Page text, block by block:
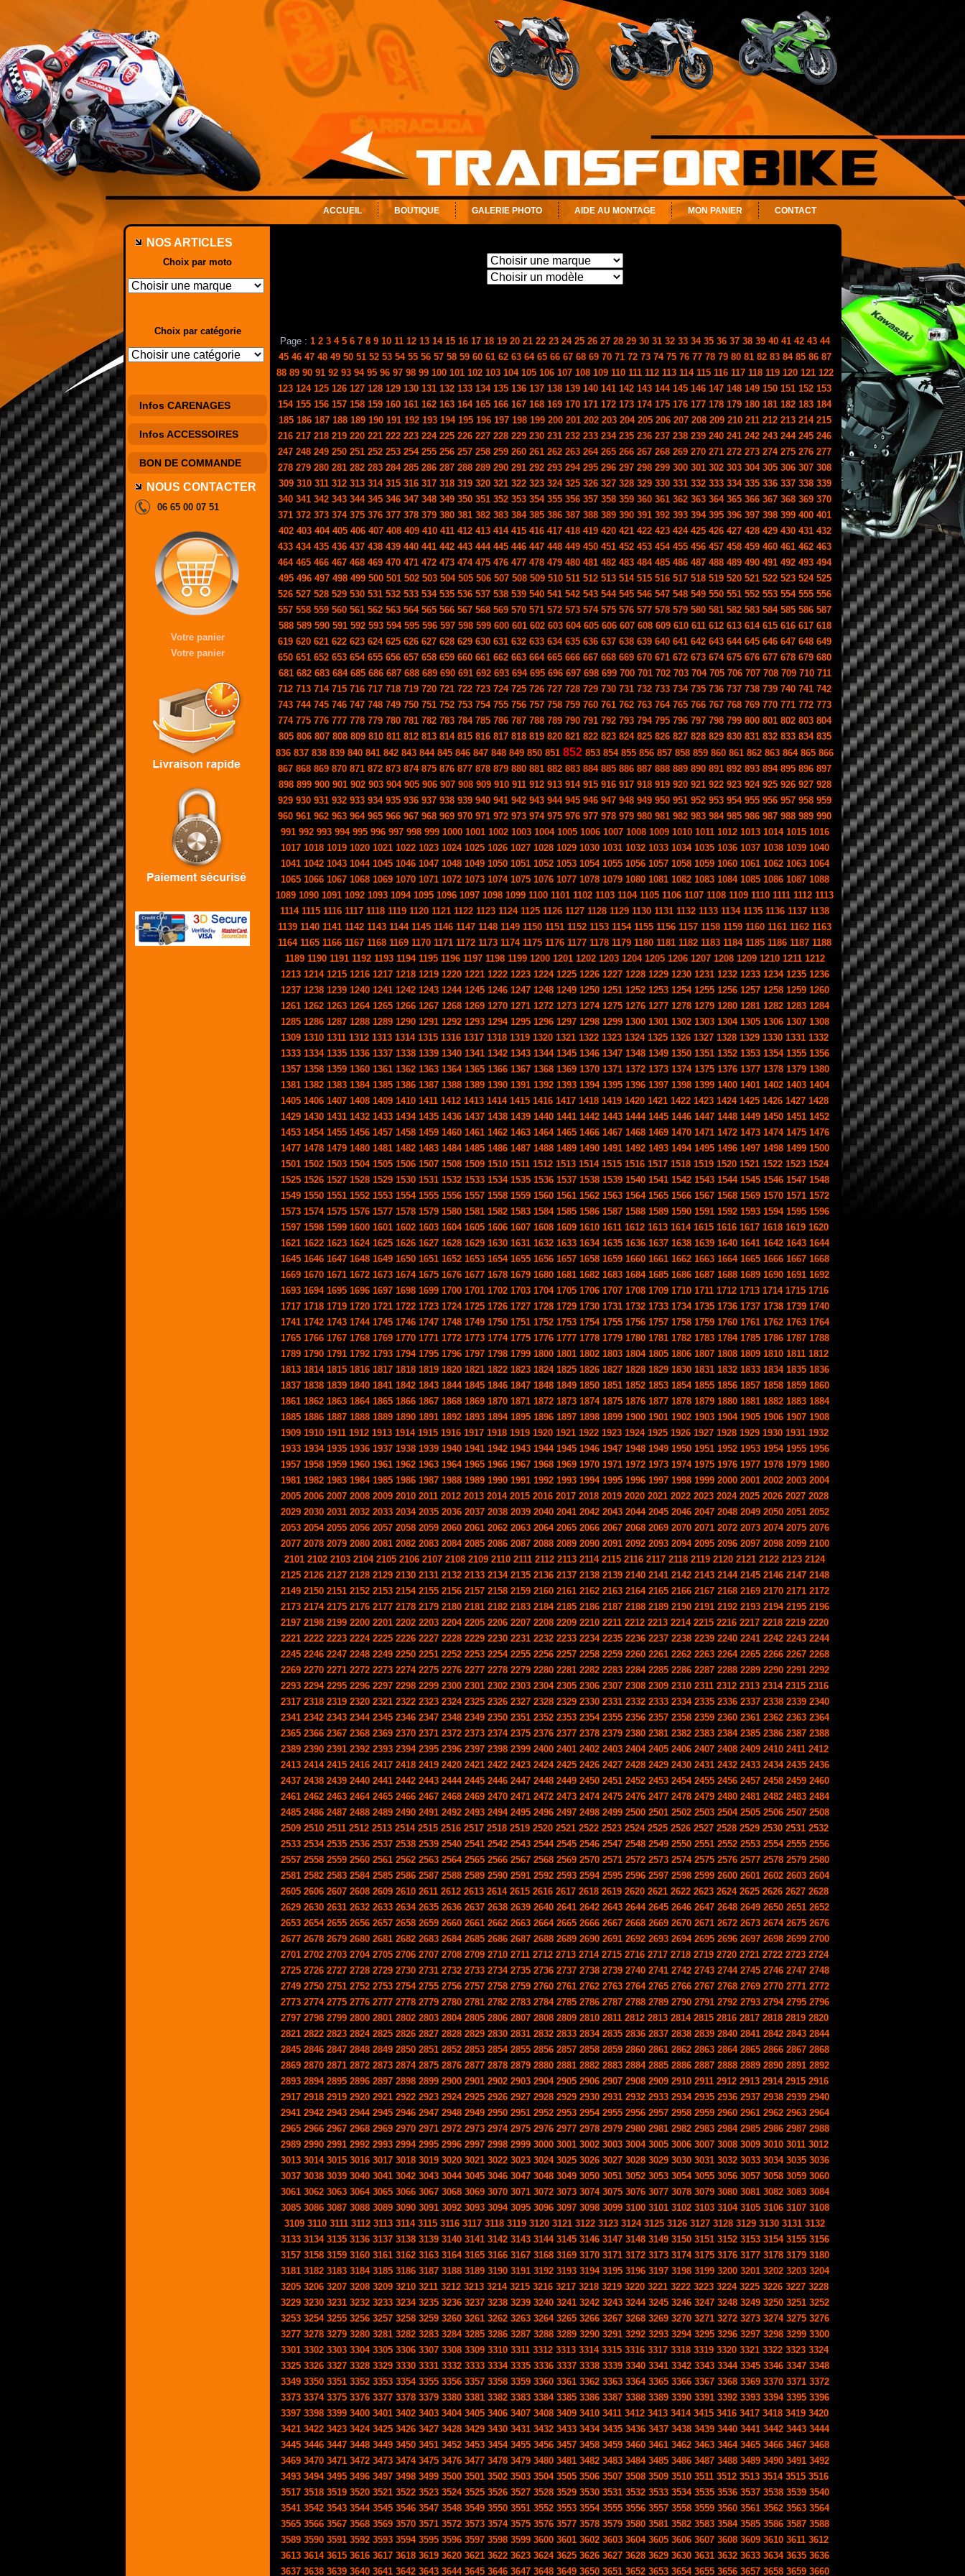
ACCUEIL BOUTIQUE GALERIE PHOTO AIDE AU MONTAGE MON PANIER CONTACT
NOS ARTICLES
Choix par moto
Choix par catégorie
Infos CARENAGES
Infos ACCESSOIRES
BON DE COMMANDE
NOUS CONTACTER
06 65 00 07 51
Votre panier
Votre panier
Page : 1 2 3 4 5 6 7 8 9 10 11 12 13 14 15 16 17 18 19 20 21 22 23 24 25 26 27 28 29 30 31 32 33 34 35 36 37 38 39 40 41 42 43 44
45 46 47 48 49 50 51 52 53 54 55 56 57 58 59 60 61 62 63 64 65 66 67 68 69 70 71 72 73 74 75 76 77 78 79 80 81 82 83 84 85 86 87
88 89 90 91 92 93 94 95 96 97 98 99 100 101 102 103 104 105 106 107 108 109 110 111 112 113 114 115 116 117 118 119 120 121 122
123 124 125 126 127 128 129 130 131 132 133 134 135 136 137 138 139 140 141 142 143 144 145 146 147 148 149 150 151 152 153
154 155 156 157 158 159 160 161 162 163 164 165 166 167 168 169 170 171 172 173 174 175 176 177 178 179 180 181 182 183 184
185 186 187 188 189 190 191 192 193 194 195 196 197 198 199 200 201 202 203 204 205 206 207 208 209 210 211 212 213 214 215
216 217 218 219 220 221 222 223 224 225 226 227 228 229 230 231 232 233 234 235 236 237 238 239 240 241 242 243 244 245 246
247 248 249 250 251 252 253 254 255 256 257 258 259 260 261 262 263 264 265 266 267 268 269 270 271 272 273 274 275 276 277
278 279 280 281 282 283 284 285 286 287 288 289 290 291 292 293 294 295 296 297 298 299 300 301 302 303 304 305 306 307 308
309 310 311 312 313 314 315 316 317 318 319 320 321 322 323 324 325 326 327 328 329 330 331 332 333 334 335 336 337 338 339
340 341 342 343 344 345 346 347 348 349 350 351 352 353 354 355 356 357 358 359 360 361 362 363 364 365 366 367 368 369 370
371 372 373 374 375 376 377 378 379 380 381 382 383 384 385 386 387 388 389 390 391 392 393 394 395 396 397 398 399 400 401
402 403 404 405 406 407 408 409 410 411 412 413 414 415 416 417 418 419 420 421 422 423 424 425 426 427 428 429 430 431 432
433 434 435 436 437 438 439 440 441 442 443 444 445 446 447 448 449 450 451 452 453 454 455 456 457 458 459 460 461 462 463
464 465 466 467 468 469 470 471 472 473 474 475 476 477 478 479 480 481 482 483 484 485 486 487 488 489 490 491 492 493 494
495 496 497 498 499 500 501 502 503 504 505 506 507 508 509 510 511 512 513 514 515 516 517 518 519 520 521 522 523 524 525
526 527 528 529 530 531 532 533 534 535 536 537 538 539 540 541 542 543 544 545 546 547 548 549 550 551 552 553 554 555 556
557 558 559 560 561 562 563 564 565 566 567 568 569 570 571 572 573 574 575 576 577 578 579 580 581 582 583 584 585 586 587
588 589 590 591 592 593 594 595 596 597 598 599 600 601 602 603 604 605 606 607 608 609 610 611 612 613 614 615 616 617 618
619 620 621 622 623 624 625 626 627 628 629 630 631 632 633 634 635 636 637 638 639 640 641 642 643 644 645 646 647 648 649
650 651 652 653 654 655 656 657 658 659 660 661 662 663 664 665 666 667 668 669 670 671 672 673 674 675 676 677 678 679 680
681 682 683 684 685 686 687 688 689 690 691 692 693 694 695 696 697 698 699 700 701 702 703 704 705 706 707 708 709 710 711
712 713 714 715 716 717 718 719 720 721 722 723 724 725 726 727 728 729 730 731 732 733 734 735 736 737 738 739 740 741 742
743 744 745 746 747 748 749 750 751 752 753 754 755 756 757 758 759 760 761 762 763 764 765 766 767 768 769 770 771 772 773
774 775 776 777 778 779 780 781 782 783 784 785 786 787 788 789 790 791 792 793 794 795 796 797 798 799 800 801 802 803 804
805 806 807 808 809 810 811 812 813 814 815 816 817 818 819 820 821 822 823 824 825 826 827 828 829 830 831 832 833 834 835
836 837 838 839 840 841 842 843 844 845 846 847 848 849 850 851 852 853 854 855 856 857 858 859 860 861 862 863 864 865 866
867 868 869 870 871 872 873 874 875 876 877 878 879 880 881 882 883 884 885 886 887 888 889 890 891 892 893 894 895 896 897
898 899 900 901 902 903 904 905 906 907 908 909 910 911 912 913 914 915 916 917 918 919 920 921 922 923 924 925 926 927 928
929 930 931 932 933 934 935 936 937 938 939 940 941 942 943 944 945 946 947 948 949 950 951 952 953 954 955 956 957 958 959
960 961 962 963 964 965 966 967 968 969 970 971 972 973 974 975 976 977 978 979 980 981 982 983 984 985 986 987 988 989 990
991 992 993 994 995 996 997 998 999 1000 1001 1002 1003 1004 1005 1006 1007 1008 1009 1010 1011 1012 1013 1014 1015 1016
1017 1018 1019 1020 1021 1022 1023 1024 1025 1026 1027 1028 1029 1030 1031 1032 1033 1034 1035 1036 1037 1038 1039 1040
1041 1042 1043 1044 1045 1046 1047 1048 1049 1050 1051 1052 1053 1054 1055 1056 1057 1058 1059 1060 1061 1062 1063 1064
1065 1066 1067 1068 1069 1070 1071 1072 1073 1074 1075 1076 1077 1078 1079 1080 1081 1082 1083 1084 1085 1086 1087 1088
1089 1090 1091 1092 1093 1094 1095 1096 1097 1098 1099 1100 1101 1102 1103 1104 1105 1106 1107 1108 1109 1110 1111 1112 1113
1114 1115 1116 1117 1118 1119 1120 1121 1122 1123 1124 1125 1126 1127 1128 1129 1130 1131 1132 1133 1134 1135 1136 1137 1138
1139 1140 1141 1142 1143 1144 1145 1146 1147 1148 1149 1150 1151 1152 1153 1154 1155 1156 1157 1158 1159 1160 1161 1162 1163
1164 1165 1166 1167 1168 1169 1170 1171 1172 1173 1174 1175 1176 1177 1178 1179 1180 1181 1182 1183 1184 1185 1186 1187 1188
1189 1190 1191 1192 1193 1194 1195 1196 1197 1198 1199 1200 1201 1202 1203 1204 1205 1206 1207 1208 1209 1210 1211 1212
1213 1214 1215 1216 1217 1218 1219 1220 1221 1222 1223 1224 1225 1226 1227 1228 1229 1230 1231 1232 1233 1234 1235 1236
1237 1238 1239 1240 1241 1242 1243 1244 1245 1246 1247 1248 1249 1250 1251 1252 1253 1254 1255 1256 1257 1258 1259 1260
1261 1262 1263 1264 1265 1266 1267 1268 1269 1270 1271 1272 1273 1274 1275 1276 1277 1278 1279 1280 1281 1282 1283 1284
1285 1286 1287 1288 1289 1290 1291 1292 1293 1294 1295 1296 1297 1298 1299 1300 1301 1302 1303 1304 1305 1306 1307 1308
1309 1310 1311 1312 1313 1314 1315 1316 1317 1318 1319 1320 1321 1322 1323 1324 1325 1326 1327 1328 1329 1330 1331 1332
1333 1334 1335 1336 1337 1338 1339 1340 1341 1342 1343 1344 1345 1346 1347 1348 1349 1350 1351 1352 1353 1354 1355 1356
1357 1358 1359 1360 1361 1362 1363 1364 1365 1366 1367 1368 1369 1370 1371 1372 1373 1374 1375 1376 1377 1378 1379 1380
1381 1382 1383 1384 1385 1386 1387 1388 1389 1390 1391 1392 1393 1394 1395 1396 1397 1398 1399 1400 1401 1402 1403 1404
1405 1406 1407 1408 1409 1410 1411 1412 1413 1414 1415 1416 1417 1418 1419 1420 1421 1422 1423 1424 1425 1426 1427 1428
1429 1430 1431 1432 1433 1434 1435 1436 1437 1438 1439 1440 1441 1442 1443 1444 1445 1446 1447 1448 1449 1450 1451 1452
1453 1454 1455 1456 1457 1458 1459 1460 1461 1462 1463 1464 1465 1466 1467 1468 1469 1470 1471 1472 1473 1474 1475 1476
1477 1478 1479 1480 1481 1482 1483 1484 1485 1486 1487 1488 1489 1490 1491 1492 1493 1494 1495 1496 1497 1498 1499 1500
1501 1502 1503 1504 1505 1506 1507 1508 1509 1510 1511 1512 1513 1514 1515 1516 1517 1518 1519 1520 1521 1522 1523 1524
1525 1526 1527 1528 1529 1530 1531 1532 1533 1534 1535 1536 1537 1538 1539 1540 1541 1542 1543 1544 1545 1546 1547 1548
1549 1550 1551 1552 1553 1554 1555 1556 1557 1558 1559 1560 1561 1562 1563 1564 1565 1566 1567 1568 1569 1570 1571 1572
1573 1574 1575 1576 1577 1578 1579 1580 1581 1582 1583 1584 1585 1586 1587 1588 1589 1590 1591 1592 1593 1594 1595 1596
1597 1598 1599 1600 1601 1602 1603 1604 1605 1606 1607 1608 1609 1610 1611 1612 1613 1614 1615 1616 1617 1618 1619 1620
1621 1622 1623 1624 1625 1626 1627 1628 1629 1630 1631 1632 1633 1634 1635 1636 1637 1638 1639 1640 1641 1642 1643 1644
1645 1646 1647 1648 1649 1650 1651 1652 1653 1654 1655 1656 1657 1658 1659 1660 1661 1662 1663 1664 1665 1666 1667 1668
1669 1670 1671 1672 1673 1674 1675 1676 1677 1678 1679 1680 1681 1682 1683 1684 1685 1686 1687 1688 1689 1690 1691 1692
1693 1694 1695 1696 1697 1698 1699 1700 1701 1702 1703 1704 1705 1706 1707 1708 1709 1710 1711 1712 1713 1714 1715 1716
1717 1718 1719 1720 1721 1722 1723 1724 1725 1726 1727 1728 1729 1730 1731 1732 1733 1734 1735 1736 1737 1738 1739 1740
1741 1742 1743 1744 1745 1746 1747 1748 1749 1750 1751 1752 1753 1754 1755 1756 1757 1758 1759 1760 1761 1762 1763 1764
1765 1766 1767 1768 1769 1770 1771 1772 1773 1774 1775 1776 1777 1778 1779 1780 1781 1782 1783 1784 1785 1786 1787 1788
1789 1790 1791 1792 1793 1794 1795 1796 1797 1798 1799 1800 1801 1802 1803 1804 1805 1806 1807 1808 1809 1810 1811 1812
1813 1814 1815 1816 1817 1818 1819 1820 1821 1822 1823 1824 1825 1826 1827 1828 1829 1830 1831 1832 1833 1834 1835 1836
1837 1838 1839 1840 1841 1842 1843 1844 1845 1846 1847 1848 1849 1850 1851 1852 1853 1854 1855 1856 1857 1858 1859 1860
1861 1862 1863 1864 1865 1866 1867 1868 1869 1870 1871 1872 1873 1874 1875 1876 1877 1878 1879 1880 1881 1882 1883 1884
1885 1886 1887 1888 1889 1890 1891 1892 1893 1894 1895 1896 1897 1898 1899 1900 1901 1902 1903 1904 1905 1906 1907 1908
1909 1910 1911 1912 1913 1914 1915 1916 1917 1918 1919 1920 1921 1922 1923 1924 1925 1926 1927 1928 1929 1930 1931 1932
1933 1934 1935 1936 1937 1938 1939 1940 1941 1942 1943 1944 1945 1946 1947 1948 1949 1950 1951 1952 1953 1954 1955 1956
1957 1958 1959 1960 1961 1962 1963 1964 1965 1966 1967 1968 1969 1970 1971 1972 1973 1974 1975 1976 1977 1978 1979 1980
1981 1982 1983 1984 1985 1986 1987 1988 1989 1990 1991 1992 1993 1994 1995 1996 1997 1998 1999 2000 2001 2002 2003 2004
2005 2006 2007 2008 2009 2010 2011 2012 2013 2014 2015 2016 2017 2018 2019 2020 2021 2022 2023 2024 2025 2026 2027 2028
2029 2030 2031 2032 2033 2034 2035 2036 2037 2038 2039 2040 2041 2042 2043 2044 2045 2046 2047 2048 2049 2050 2051 2052
2053 2054 2055 2056 2057 2058 2059 2060 2061 2062 2063 2064 2065 2066 2067 2068 2069 2070 2071 2072 2073 2074 2075 2076
2077 2078 2079 2080 2081 2082 2083 2084 2085 2086 2087 2088 2089 2090 2091 2092 2093 2094 2095 2096 2097 2098 2099 2100
2101 2102 2103 2104 2105 2106 2107 2108 2109 2110 2111 2112 2113 2114 2115 2116 2117 2118 2119 2120 2121 2122 2123 2124
2125 2126 2127 2128 2129 2130 2131 2132 2133 2134 2135 2136 2137 2138 2139 2140 2141 2142 2143 2144 2145 2146 2147 2148
2149 2150 2151 2152 2153 2154 2155 2156 2157 2158 2159 2160 2161 2162 2163 2164 2165 2166 2167 2168 2169 2170 2171 2172
2173 2174 2175 2176 2177 2178 2179 2180 2181 2182 2183 2184 2185 2186 2187 2188 2189 2190 2191 2192 2193 2194 2195 2196
2197 2198 2199 2200 2201 2202 2203 2204 2205 2206 2207 2208 2209 2210 2211 2212 2213 2214 2215 2216 2217 2218 2219 2220
2221 2222 2223 2224 2225 2226 2227 2228 2229 2230 2231 2232 2233 2234 2235 2236 2237 2238 2239 2240 2241 2242 2243 2244
2245 2246 2247 2248 2249 2250 2251 2252 2253 2254 2255 2256 2257 2258 2259 2260 2261 2262 2263 2264 2265 2266 2267 2268
2269 2270 2271 2272 2273 2274 2275 2276 2277 2278 2279 2280 2281 2282 2283 2284 2285 2286 2287 2288 2289 2290 2291 2292
2293 2294 2295 2296 2297 2298 2299 2300 2301 2302 2303 2304 2305 2306 2307 2308 2309 2310 2311 2312 2313 2314 2315 2316
2317 2318 2319 2320 2321 2322 2323 2324 2325 2326 2327 2328 2329 2330 2331 2332 2333 2334 2335 2336 2337 2338 2339 2340
2341 2342 2343 2344 2345 2346 2347 2348 2349 2350 2351 2352 2353 2354 2355 2356 2357 2358 2359 2360 2361 2362 2363 2364
2365 2366 2367 2368 2369 2370 2371 2372 2373 2374 2375 2376 2377 2378 2379 2380 2381 2382 2383 2384 2385 2386 2387 2388
2389 2390 2391 2392 2393 2394 2395 2396 2397 2398 2399 2400 2401 2402 2403 2404 2405 2406 2407 2408 2409 2410 2411 2412
2413 2414 2415 2416 2417 2418 2419 2420 2421 2422 2423 2424 2425 2426 2427 2428 2429 2430 2431 2432 2433 2434 2435 2436
2437 2438 2439 2440 2441 2442 2443 2444 2445 2446 2447 2448 2449 2450 2451 2452 2453 2454 2455 2456 2457 2458 2459 2460
2461 2462 2463 2464 2465 2466 2467 2468 2469 2470 2471 2472 2473 2474 2475 2476 2477 2478 2479 2480 2481 2482 2483 2484
2485 2486 2487 2488 2489 2490 2491 2492 2493 2494 2495 2496 2497 2498 2499 2500 2501 2502 2503 2504 2505 2506 2507 2508
2509 2510 2511 2512 2513 2514 2515 2516 2517 2518 2519 2520 2521 2522 2523 2524 2525 2526 2527 2528 2529 2530 2531 2532
2533 2534 2535 2536 2537 2538 2539 2540 2541 2542 2543 2544 2545 2546 2547 2548 2549 2550 2551 2552 2553 2554 2555 2556
2557 2558 2559 2560 2561 2562 2563 2564 2565 2566 2567 2568 2569 2570 2571 2572 2573 2574 2575 2576 2577 2578 2579 2580
2581 2582 2583 2584 2585 2586 2587 2588 2589 2590 2591 2592 2593 2594 2595 2596 2597 2598 2599 2600 2601 2602 2603 2604
2605 2606 2607 2608 2609 2610 2611 2612 2613 2614 2615 2616 2617 2618 2619 2620 2621 2622 2623 2624 2625 2626 2627 2628
2629 2630 2631 2632 2633 2634 2635 2636 2637 2638 2639 2640 2641 2642 2643 2644 2645 2646 2647 2648 2649 2650 2651 2652
2653 2654 2655 2656 2657 2658 2659 2660 2661 2662 2663 2664 2665 2666 2667 2668 2669 2670 2671 2672 2673 2674 2675 2676
2677 2678 2679 2680 2681 2682 2683 2684 2685 2686 2687 2688 2689 2690 2691 2692 2693 2694 2695 2696 2697 2698 2699 2700
2701 2702 2703 2704 2705 2706 2707 2708 2709 2710 2711 2712 2713 2714 2715 2716 2717 2718 2719 2720 2721 2722 2723 2724
2725 2726 2727 2728 2729 2730 2731 2732 2733 2734 2735 2736 2737 2738 2739 2740 2741 2742 2743 2744 2745 2746 2747 2748
2749 2750 2751 2752 2753 2754 2755 2756 2757 2758 2759 2760 2761 2762 2763 2764 2765 2766 2767 2768 2769 2770 2771 2772
2773 2774 2775 2776 2777 2778 2779 2780 2781 2782 2783 2784 2785 2786 2787 2788 2789 2790 2791 2792 2793 2794 2795 2796
2797 2798 2799 2800 2801 2802 2803 2804 2805 2806 2807 2808 2809 2810 2811 2812 2813 2814 2815 2816 2817 2818 2819 2820
2821 2822 2823 2824 2825 2826 2827 2828 2829 2830 2831 2832 2833 2834 2835 2836 2837 2838 2839 2840 2841 2842 2843 2844
2845 2846 2847 2848 2849 2850 2851 2852 2853 2854 2855 2856 2857 2858 2859 2860 2861 2862 2863 2864 2865 2866 2867 2868
2869 2870 2871 2872 2873 2874 2875 2876 2877 2878 2879 2880 2881 2882 2883 2884 2885 2886 2887 2888 2889 2890 2891 2892
2893 2894 2895 2896 2897 2898 2899 2900 2901 2902 2903 2904 2905 2906 2907 2908 2909 2910 2911 2912 2913 2914 2915 2916
2917 2918 2919 2920 2921 2922 2923 2924 2925 2926 2927 2928 2929 2930 2931 2932 2933 2934 2935 2936 2937 2938 2939 2940
2941 2942 2943 2944 2945 2946 2947 2948 2949 2950 2951 2952 2953 2954 2955 2956 2957 2958 2959 2960 2961 2962 2963 2964
2965 2966 2967 2968 2969 2970 2971 2972 2973 2974 2975 2976 2977 2978 2979 2980 2981 2982 2983 2984 2985 2986 2987 2988
2989 2990 2991 2992 2993 2994 2995 2996 2997 2998 2999 3000 3001 3002 3003 3004 3005 3006 3007 3008 3009 3010 3011 3012
3013 3014 3015 3016 3017 3018 3019 3020 3021 3022 3023 3024 3025 3026 3027 3028 3029 3030 3031 3032 3033 3034 3035 3036
3037 3038 3039 3040 3041 3042 3043 3044 3045 3046 3047 3048 3049 3050 3051 3052 3053 3054 3055 3056 3057 3058 3059 3060
3061 3062 3063 3064 3065 3066 3067 3068 3069 3070 3071 3072 3073 3074 3075 3076 3077 3078 3079 3080 3081 3082 3083 3084
3085 3086 3087 3088 3089 3090 3091 3092 3093 3094 3095 3096 3097 3098 3099 3100 3101 3102 3103 3104 3105 3106 3107 3108
3109 3110 3111 3112 3113 3114 3115 3116 3117 3118 3119 3120 3121 3122 3123 3124 3125 3126 3127 3128 3129 3130 3131 3132
3133 3134 3135 3136 3137 3138 3139 3140 3141 3142 3143 3144 3145 3146 3147 3148 3149 3150 3151 3152 3153 3154 3155 3156
3157 3158 3159 3160 3161 3162 3163 3164 3165 3166 3167 3168 3169 3170 3171 3172 3173 3174 3175 3176 3177 3178 3179 3180
3181 3182 3183 3184 3185 3186 3187 3188 3189 3190 3191 3192 3193 3194 3195 3196 3197 3198 3199 3200 3201 3202 3203 3204
3205 3206 3207 3208 3209 3210 3211 3212 3213 3214 3215 3216 3217 3218 3219 3220 3221 3222 3223 3224 3225 3226 3227 3228
3229 3230 3231 3232 3233 3234 3235 3236 3237 3238 3239 3240 3241 3242 3243 3244 3245 3246 3247 3248 3249 3250 3251 3252
3253 3254 3255 3256 3257 3258 3259 3260 3261 3262 3263 3264 3265 3266 3267 3268 3269 3270 3271 3272 3273 3274 3275 3276
3277 3278 3279 3280 3281 3282 3283 3284 3285 3286 3287 3288 3289 3290 3291 3292 3293 3294 3295 3296 3297 3298 3299 3300
3301 3302 3303 3304 3305 3306 3307 3308 3309 3310 3311 3312 3313 3314 3315 3316 3317 3318 3319 3320 3321 3322 3323 3324
3325 3326 3327 3328 3329 3330 3331 3332 3333 3334 3335 3336 3337 3338 3339 3340 3341 3342 3343 3344 3345 3346 3347 3348
3349 3350 3351 3352 3353 3354 3355 3356 3357 3358 3359 3360 3361 3362 3363 3364 3365 3366 3367 3368 3369 3370 3371 3372
3373 3374 3375 3376 3377 3378 3379 3380 3381 3382 3383 3384 3385 3386 3387 3388 3389 3390 3391 3392 3393 3394 3395 3396
3397 3398 3399 3400 3401 3402 3403 3404 3405 3406 3407 3408 3409 3410 3411 3412 3413 3414 3415 3416 3417 3418 3419 3420
3421 3422 3423 3424 3425 3426 3427 3428 3429 3430 3431 3432 3433 3434 3435 3436 3437 3438 3439 3440 3441 3442 3443 3444
3445 3446 3447 3448 3449 3450 3451 3452 3453 3454 3455 3456 3457 3458 3459 3460 3461 3462 3463 3464 3465 3466 3467 3468
3469 3470 3471 3472 3473 3474 3475 3476 3477 3478 3479 3480 3481 3482 3483 3484 3485 3486 3487 3488 3489 3490 3491 3492
3493 3494 3495 3496 3497 3498 3499 3500 3501 3502 3503 3504 3505 3506 3507 3508 3509 3510 3511 3512 3513 3514 3515 3516
3517 3518 3519 3520 3521 3522 3523 3524 3525 3526 3527 3528 3529 3530 3531 3532 3533 3534 3535 3536 3537 3538 3539 3540
3541 3542 3543 3544 3545 3546 3547 3548 3549 3550 3551 3552 3553 3554 3555 3556 3557 3558 3559 3560 3561 3562 3563 3564
3565 3566 3567 3568 3569 3570 3571 3572 3573 3574 3575 3576 3577 3578 3579 3580 3581 3582 3583 3584 3585 3586 3587 3588
3589 3590 3591 3592 3593 3594 3595 3596 3597 3598 3599 3600 3601 3602 3603 3604 3605 3606 3607 3608 3609 3610 3611 3612
3613 3614 3615 3616 3617 3618 3619 3620 3621 3622 3623 3624 3625 3626 3627 3628 3629 3630 3631 3632 3633 3634 3635 3636
3637 3638 3639 3640 3641 3642 3643 3644 3645 3646 3647 3648 3649 3650 3651 3652 3653 3654 3655 3656 3657 3658 3659 3660